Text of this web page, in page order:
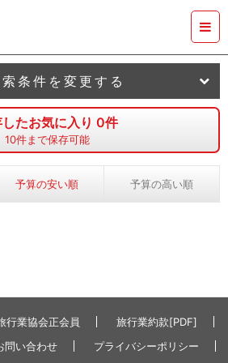
たお気に入り 0件
10件まで保存可能
予算の安い順 予算の高い順
条件を変更する
行業協会正会員
旅行業約款[PDF]
問い合わせ
プライバシーポリシー